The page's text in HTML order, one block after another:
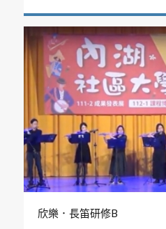
欣樂．長笛研修B